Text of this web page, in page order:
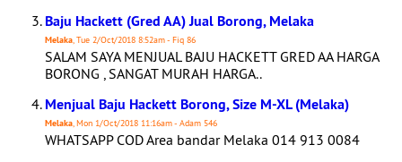
Baju Hackett (Gred AA) Jual Borong, Melaka
Melaka, Tue 2/Oct/2018 8:52am - Fiq 86
SALAM SAYA MENJUAL BAJU HACKETT GRED AA HARGA
BORONG , SANGAT MURAH HARGA..
Menjual Baju Hackett Borong, Size M-XL (Melaka)
Melaka, Mon 1/Oct/2018 11:16am - Adam 546
WHATSAPP COD Area bandar Melaka 014 913 0084